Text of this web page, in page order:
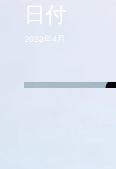
日付
2023年4月